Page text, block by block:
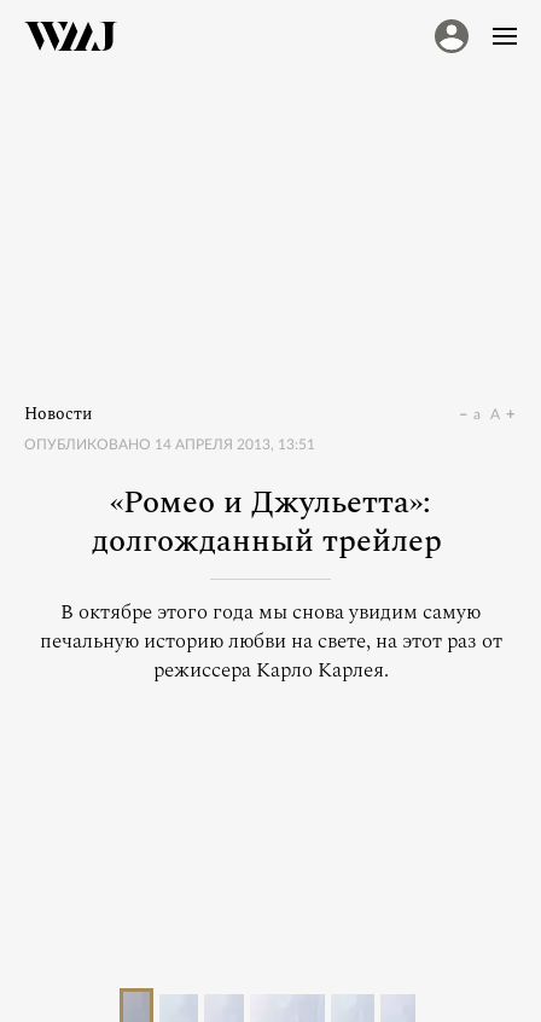
Новости
ОПУБЛИКОВАНО 14 АПРЕЛЯ 2013, 13:51
a A
«Ромео и Джульетта»:
долгожданный трейлер
В октябре этого года мы снова увидим самую
печальную историю любви на свете, на этот раз от
режиссера Карло Карлея.